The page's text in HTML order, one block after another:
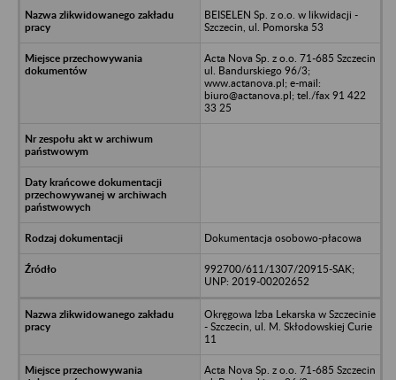
BEISELEN Sp. z o.o. w likwidacji -
Szczecin, ul. Pomorska 53
Acta Nova Sp. z o.o. 71-685 Szczecin
ul. Bandurskiego 96/3;
www.actanova.pl; e-mail:
biuro@actanova.pl; tel./fax 91 422
33 25
Dokumentacja osobowo-płacowa
992700/611/1307/20915-SAK;
UNP: 2019-00202652
Okręgowa Izba Lekarska w Szczecinie
- Szczecin, ul. M. Skłodowskiej Curie
11
Acta Nova Sp. z o.o. 71-685 Szczecin